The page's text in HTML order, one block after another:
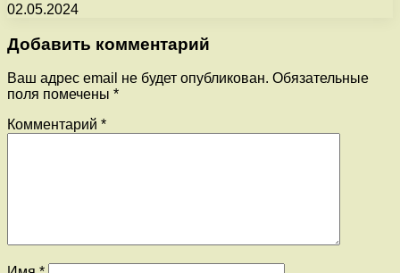
02.05.2024
Добавить комментарий
Ваш адрес email не будет опубликован. Обязательные
поля помечены *
Комментарий *